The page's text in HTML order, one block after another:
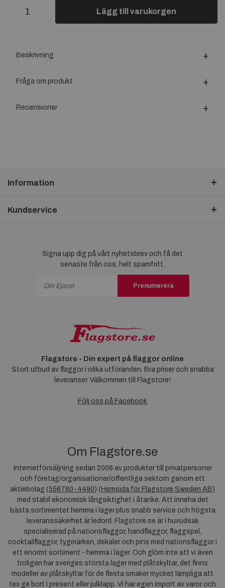
Lägg till varukorgen
Beskrivning
Fråga om produkt
Recensioner
Information
Kundservice
Signa upp dig på vårt nyhetsbrev och få det
senaste från oss, helt spamfritt.
Prenumerera
Flagstore - Din expert på flaggor online
Stort utbud av flaggor i olika utföranden. Bra priser och snabba
leveranser. Välkommen till Flagstore!
Följ oss på Facebook
Om Flagstore.se
Internetförsäljning sedan 2006 av produkter till privatpersoner
och företag/organisationer/offentliga sektorn genom ett
aktiebolag (556760-4490) ( Hemsida för Flagstore Sweden AB)
med stabil ekonomisk långsiktighet i åtanke. Att inneha det
bästa sortimentet hemma i lager plus snabb service och högsta
leveranssäkerhet är ledord. Flagstore.se är i huvudsak
specialiserad på nationsflaggor, handflaggor, flaggspel,
cocktailflaggor, tygmärken, dekaler och pins med nationsflaggor i
ett enormt sortiment - hemma i lager. Och glöm inte att vi även
troligen har sveriges största lager med plåtskyltar, det finns
modeller av plåtskyltar för de flesta smaker mycket lämpliga att
tex ge bort i present eller julklapp. Vi har egen import av varor och